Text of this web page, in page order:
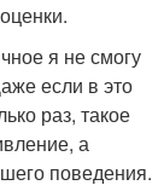
я не смогу
если в это
раз, такое
а
поведения.